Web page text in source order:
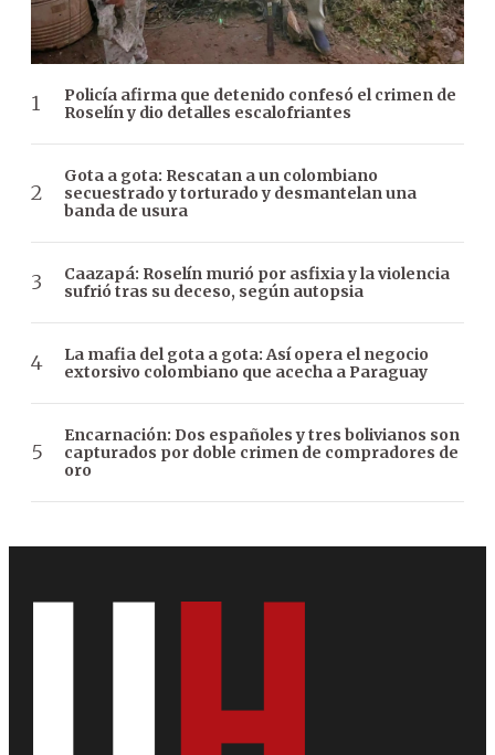
Policía afirma que detenido confesó el crimen de
Roselín y dio detalles escalofriantes
Gota a gota: Rescatan a un colombiano
secuestrado y torturado y desmantelan una
banda de usura
Caazapá: Roselín murió por asfixia y la violencia
sufrió tras su deceso, según autopsia
La mafia del gota a gota: Así opera el negocio
extorsivo colombiano que acecha a Paraguay
Encarnación: Dos españoles y tres bolivianos son
capturados por doble crimen de compradores de
oro